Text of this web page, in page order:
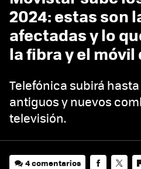
2024: estas son
afectadas y lo
la fibra y el
Telefónica subirá
antiguos y nuevos
televisión.
4 comentarios